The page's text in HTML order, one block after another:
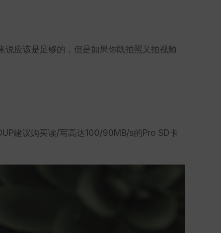
应该是足够的，但是如果你既拍照又拍视频
建议购买读/写高达100/90MB/s的Pro SD卡